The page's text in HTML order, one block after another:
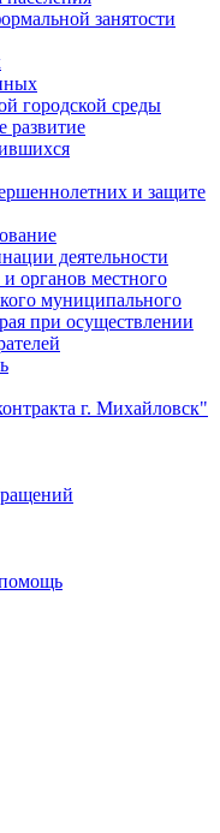
занятости
городской среды
развитие
и защите
деятельности
органов местного
муниципального
при осуществлении
г. Михайловск"